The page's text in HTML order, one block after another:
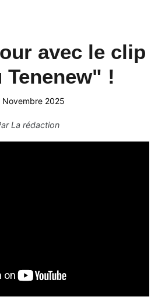
avec le clip
Tenenew" !
Novembre 2025
La rédaction